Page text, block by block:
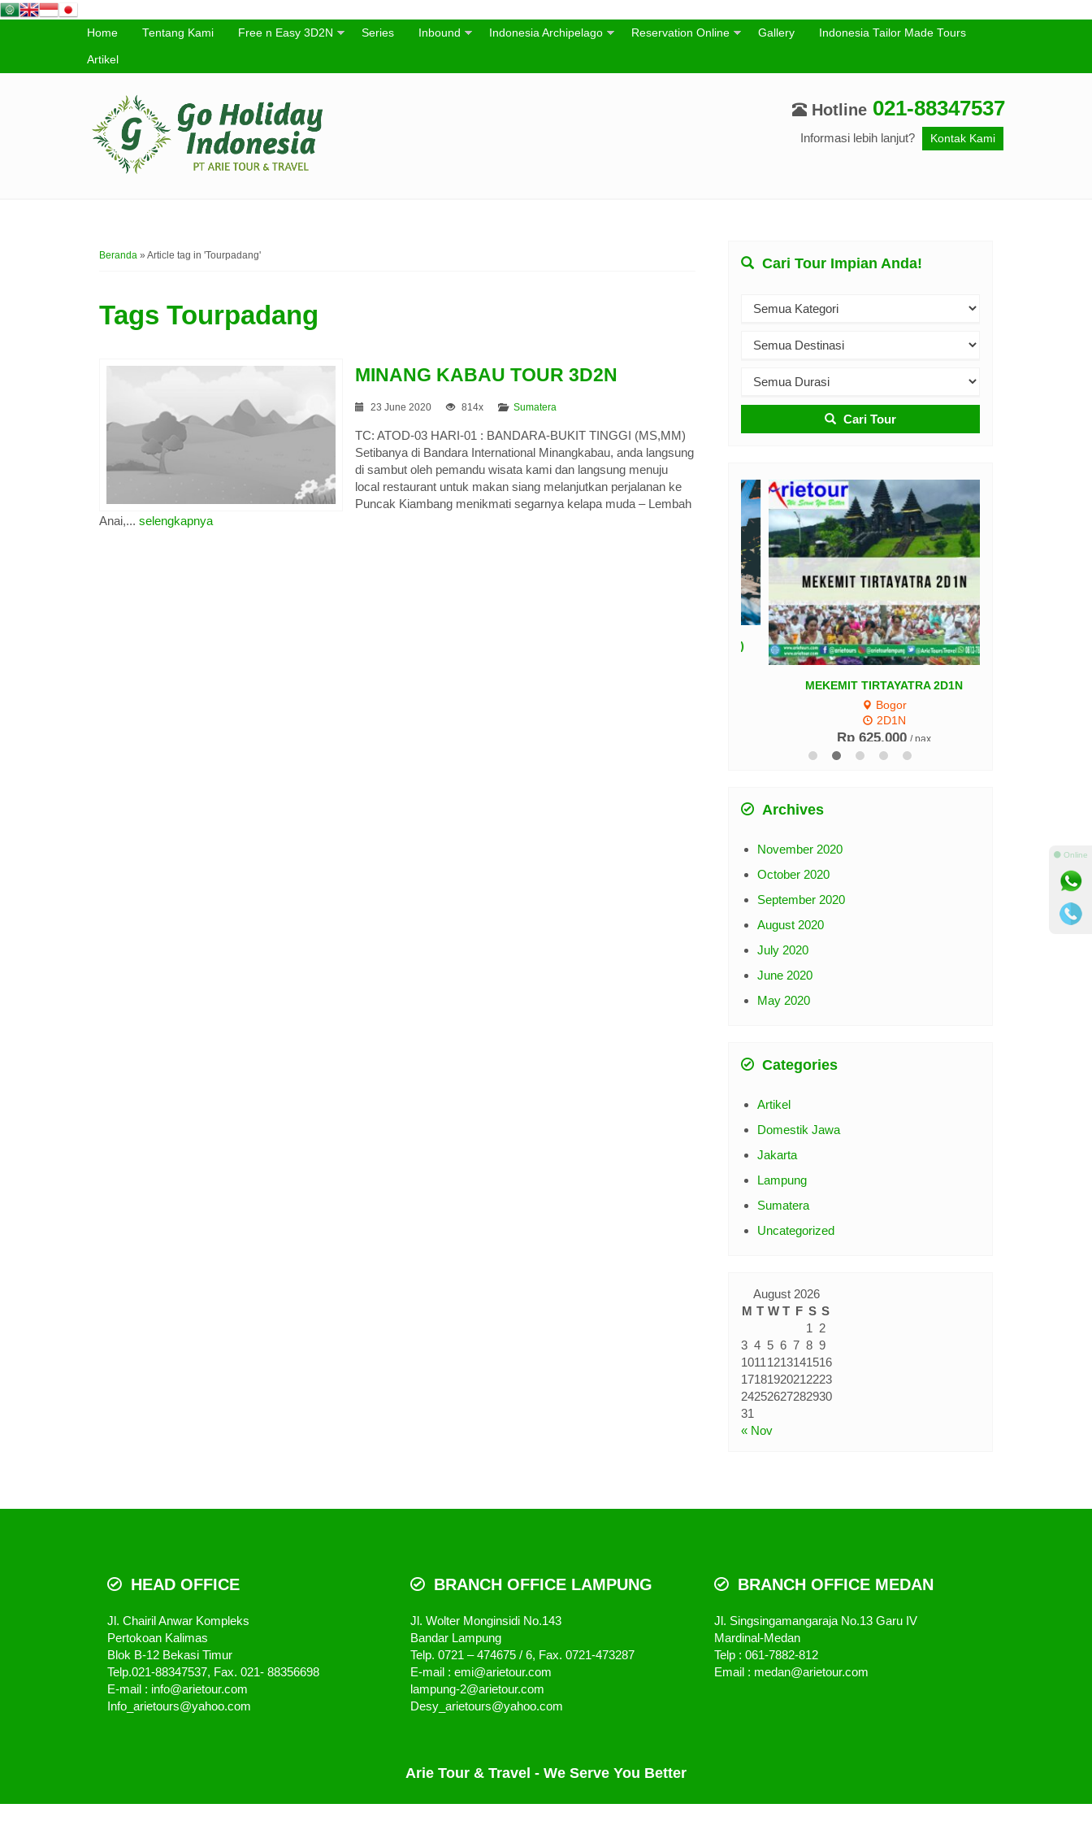
Home Tentang Kami Free n Easy 3D2N Series Inbound Indonesia Archipelago Reservation Online Gallery Indonesia Tailor Made Tours
Artikel
Hotline 021-88347537
Informasi lebih lanjut? Kontak Kami
Beranda » Article tag in 'Tourpadang'
Tags Tourpadang
MINANG KABAU TOUR 3D2N
23 June 2020 814x Sumatera
TC: ATOD-03 HARI-01 : BANDARA-BUKIT TINGGI (MS,MM)
Setibanya di Bandara International Minangkabau, anda langsung
di sambut oleh pemandu wisata kami dan langsung menuju
local restaurant untuk makan siang melanjutkan perjalanan ke
Puncak Kiambang menikmati segarnya kelapa muda – Lembah
Anai,... selengkapnya
Cari Tour Impian Anda!
Cari Tour
MEKEMIT TIRTAYATRA 2D1N
Bogor
2D1N
Rp 625.000 / pax
November 2020
October 2020
September 2020
August 2020
July 2020
June 2020
Artikel
Domestik Jawa
Jakarta
Lampung
Sumatera
August 2026
S S
1 2
3 4 5 6 7 8 9
10111213141516
17181920212223
2425
31
Jl. Chairil Anwar Kompleks
Pertokoan Kalimas
Blok B-12 Bekasi Timur
Telp.021-88347537, Fax. 021- 88356698
E-mail : info@arietour.com
Jl. Wolter Monginsidi No.143
Bandar Lampung
Telp. 0721 – 474675 / 6, Fax. 0721-473287
E-mail : emi@arietour.com
lampung-2@arietour.com
Jl. Singsingamangaraja No.13 Garu IV
Mardinal-Medan
Telp : 061-7882-812
⚫ Online